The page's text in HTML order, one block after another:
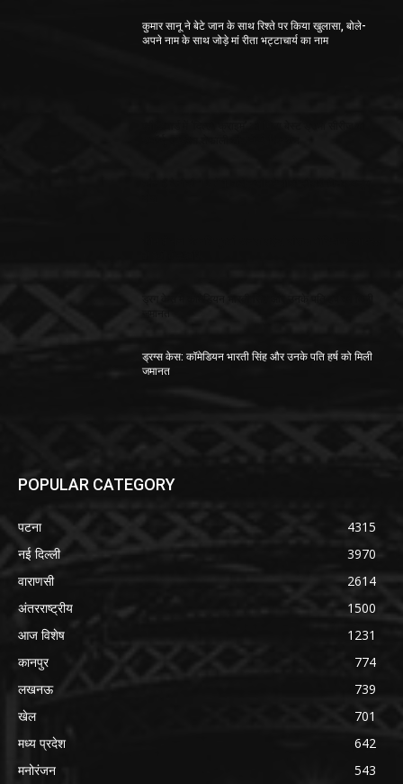
कुमार सानू ने बेटे जान के साथ रिश्ते पर किया खुलासा, बोले-
अपने नाम के साथ जोड़े मां रीता भट्टाचार्य का नाम
ड्रग्स केस: कॉमेडियन भारती सिंह और उनके पति हर्ष को मिली
जमानत
POPULAR CATEGORY
पटना
4315
नई दिल्ली
3970
वाराणसी
2614
अंतरराष्ट्रीय
1500
आज विशेष
1231
कानपुर
774
लखनऊ
739
खेल
701
मध्य प्रदेश
642
मनोरंजन
543